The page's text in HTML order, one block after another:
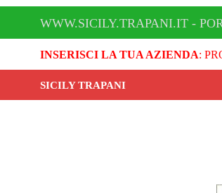
WWW.SICILY.TRAPANI.IT -
INSERISCI LA TUA AZIENDA:
SICILY TRAPANI